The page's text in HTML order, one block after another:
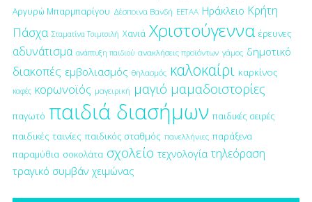
Αργυρώ Μπαρμπαρίγου Δέσποινα Βανδή ΕΕΤΑΑ Ηράκλειο Κρήτη
Πάσχα Σταματίνα Τσιμτσιλή Χανιά Χριστούγεννα έρευνες
αδυνάτισμα ανάπτυξη παιδιού ανακλήσεις προϊόντων γάμος δημοτικό
διακοπές εμβολιασμός θηλασμός καλοκαίρι καρκίνος
καφές κορωνοϊός μαγειρική μαγιό μαμαδοιστορίες
παγωτό παιδιά διασήμων παιδικές σειρές
παιδικές ταινίες παιδικός σταθμός πανελλήνιες παράξενα
παραμύθια σοκολάτα σχολείο τεχνολογία τηλεόραση
τραγικό συμβάν χειμώνας